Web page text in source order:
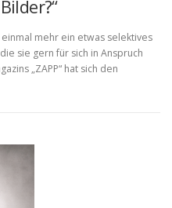
mehr ein etwas selektives
sie gern für sich in Anspruch
„ZAPP“ hat sich den